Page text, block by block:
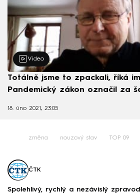
Video
Totálně jsme to zpackali, říká
Pandemický zákon označil za
18. úno 2021, 23:05
změna nouzový stav TOP 09
ČTK
Spolehlivý, rychlý a nezávislý